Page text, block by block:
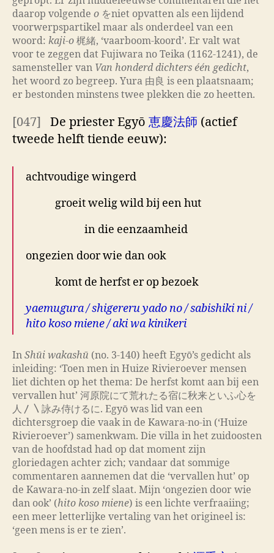
daarop volgende o をniet opvatten als een lijdend
voorwerpspartikel maar als onderdeel van een
woord: kaji-o 梶緒, ‘vaarboom-koord’. Er valt wat
voor te zeggen dat Fujiwara no Teika (1162-1241), de
samensteller van Van honderd dichters één gedicht,
het woord zo begreep. Yura 由良 is een plaatsnaam;
er bestonden minstens twee plekken die zo heetten.
[047] De priester Egyō 恵慶法師 (actief
tweede helft tiende eeuw):
achtvoudige wingerd
groeit welig wild bij een hut
in die eenzaamheid
ongezien door wie dan ook
komt de herfst er op bezoek
yaemugura / shigereru yado no / sabishiki ni /
hito koso miene / aki wa kinikeri
In Shūi wakashū (no. 3-140) heeft Egyō’s gedicht als
inleiding: ‘Toen men in Huize Rivieroever mensen
liet dichten op het thema: De herfst komt aan bij een
vervallen hut’ 河原院にて荒れたる宿に秋来といふ心を
人〳〵詠み侍けるに. Egyō was lid van een
dichtersgroep die vaak in de Kawara-no-in (‘Huize
Rivieroever’) samenkwam. Die villa in het zuidoosten
van de hoofdstad had op dat moment zijn
gloriedagen achter zich; vandaar dat sommige
commentaren aannemen dat die ‘vervallen hut’ op
de Kawara-no-in zelf slaat. Mijn ‘ongezien door wie
dan ook’ (hito koso miene) is een lichte verfraaiing;
een meer letterlijke vertaling van het origineel is:
‘geen mens is er te zien’.